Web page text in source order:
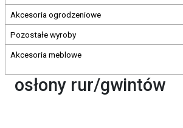
Akcesoria ogrodzeniowe
Pozostałe wyroby
Akcesoria meblowe
osłony rur/gwintów